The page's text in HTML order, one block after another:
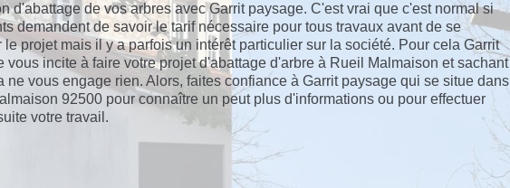
d'abattage de vos arbres avec Garrit paysage. C'est vrai que c'est normal si
demandent de savoir le tarif nécessaire pour tous travaux avant de se
le projet mais il y a parfois un intérêt particulier sur la société. Pour cela Garrit
vous incite à faire votre projet d'abattage d'arbre à Rueil Malmaison et sachant
ne vous engage rien. Alors, faites confiance à Garrit paysage qui se situe dans
92500 pour connaître un peut plus d'informations ou pour effectuer
votre travail.